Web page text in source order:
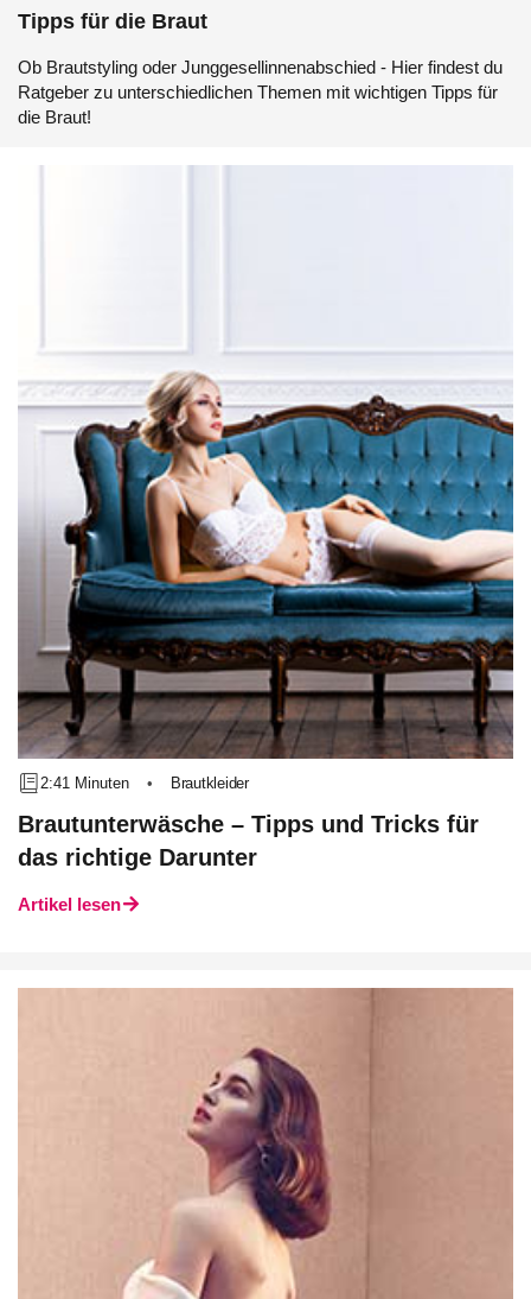
Tipps für die Braut
Ob Brautstyling oder Junggesellinnenabschied - Hier findest du
Ratgeber zu unterschiedlichen Themen mit wichtigen Tipps für
die Braut!
2:41 Minuten • Brautkleider
Brautunterwäsche – Tipps und Tricks für
das richtige Darunter
Artikel lesen